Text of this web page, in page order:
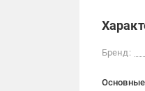
Бренд:
Основные